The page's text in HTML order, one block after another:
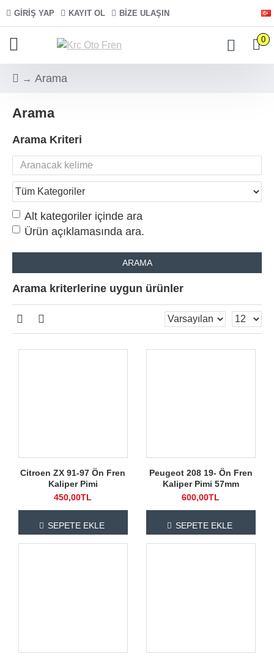
GIRIŞ YAP KAYIT OL BIZE ULAŞIN
0
Arama
Arama
Arama Kriteri
Alt kategoriler içinde ara
Ürün açıklamasında ara.
ARAMA
Arama kriterlerine uygun ürünler
Citroen ZX 91-97 Ön Fren
Kaliper Pimi
450,00TL
SEPETE EKLE
Peugeot 208 19- Ön Fren
Kaliper Pimi 57mm
600,00TL
SEPETE EKLE